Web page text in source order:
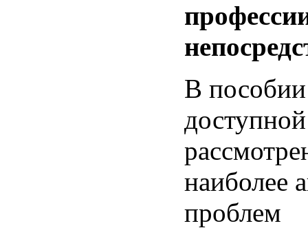
В
наиболее
проблем